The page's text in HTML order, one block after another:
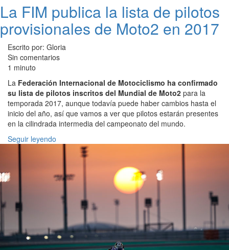
La FIM publica la lista de pilotos
provisionales de Moto2 en 2017
Escrito por: Gloria
Sin comentarios
1 minuto
La Federación Internacional de Motociclismo ha confirmado
su lista de pilotos inscritos del Mundial de Moto2 para la
temporada 2017, aunque todavía puede haber cambios hasta el
inicio del año, así que vamos a ver que pilotos estarán presentes
en la cilindrada intermedia del campeonato del mundo.
Seguir leyendo